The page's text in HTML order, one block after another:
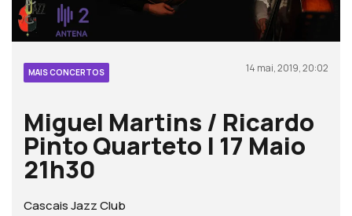
MAIS CONCERTOS 14 mai, 2019, 20:02
Miguel Martins / Ricardo
Pinto Quarteto | 17 Maio
21h30
Cascais Jazz Club